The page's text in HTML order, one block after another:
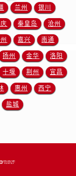
广东省惠州市惠城区江北文昌一路7号华贸大厦1座30层3005室欧米茄售后服务中心（需提前预约）
广东省江门市蓬江区广场西路欧米茄售后服务中心（需提前预约）
广东省揭阳市榕城进贤门步行街欧米茄售后服务中心（需提前预约）
广东省茂名市电白区水东街道迎宾大道欧米茄售后服务中心（需提前预约）
广东省梅州市梅江区金燕大道欧米茄售后服务中心（需提前预约）
广东省清远市清城区湖西路欧米茄售后服务中心（需提前预约）
广东省汕头市龙湖区长平路欧米茄售后服务中心（需提前预约）
兰州 银川
秦皇岛 沧州
嘉兴 南通
扬州 金华 洛阳
十堰 荆州 宜昌
惠州 西宁
盐城